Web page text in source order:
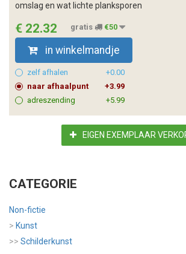
omslag en wat lichte planksporen
€ 22.32 gratis €50
in winkelmandje
zelf afhalen
+0.00
naar afhaalpunt
+3.99
adreszending
+5.99
EIGEN EXEMPLAAR
CATEGORIE
Non-fictie
> Kunst
>> Schilderkunst